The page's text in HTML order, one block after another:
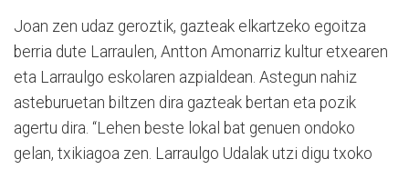
Joan zen udaz geroztik, gazteak elkartzeko egoitza
berria dute Larraulen, Antton Amonarriz kultur etxearen
eta Larraulgo eskolaren azpialdean. Astegun nahiz
asteburuetan biltzen dira gazteak bertan eta pozik
agertu dira. “Lehen beste lokal bat genuen ondoko
gelan, txikiagoa zen. Larraulgo Udalak utzi digu txoko